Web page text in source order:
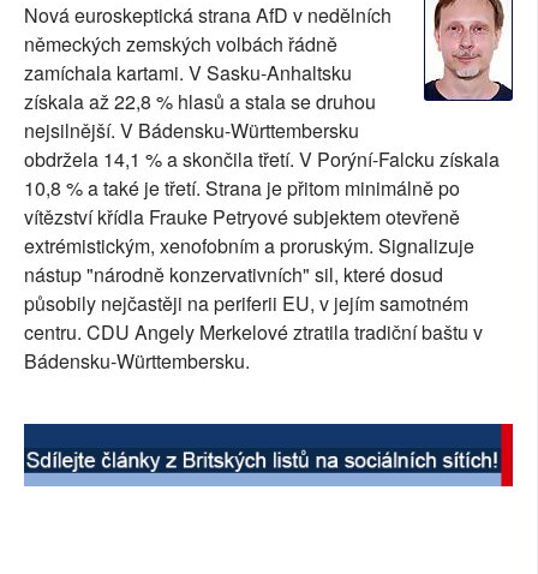
PŘÍSPĚVKY NA PROVOZ
SOCIÁLNÍ SÍTĚ
RUBRIKY
PLNÁ VERZE STRÁNEK
Nová euroskeptická strana AfD v nedělních
německých zemských volbách řádně
zamíchala kartami. V Sasku-Anhaltsku
získala až 22,8 % hlasů a stala se druhou
nejsilnější. V Bádensku-Württembersku
obdržela 14,1 % a skončila třetí. V Porýní-Falcku získala
10,8 % a také je třetí. Strana je přitom minimálně po
vítězství křídla Frauke Petryové subjektem otevřeně
extrémistickým, xenofobním a proruským. Signalizuje
nástup "národně konzervativních" sil, které dosud
působily nejčastěji na periferii EU, v jejím samotném
centru. CDU Angely Merkelové ztratila tradiční baštu v
Bádensku-Württembersku.